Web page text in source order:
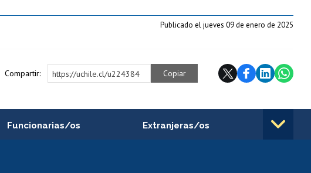
Publicado el jueves 09 de enero de 2025
Compartir: https://uchile.cl/u224384 Copiar
Funcionarias/os Extranjeras/os